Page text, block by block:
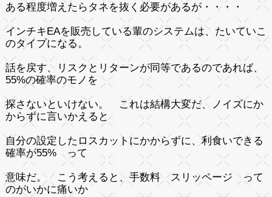
ある程度増えたらタネを抜く必要があるが・・・・
インチキEAを販売している輩のシステムは、たいていこ
のタイプになる。
話を戻す、リスクとリターンが同等であるのであれば、
55%の確率のモノを
探さないといけない。 これは結構大変だ、ノイズにか
からずに言いかえると
自分の設定したロスカットにかからずに、利食いできる
確率が55% って
意味だ。 こう考えると、手数料 スリッページ って
のがいかに痛いか